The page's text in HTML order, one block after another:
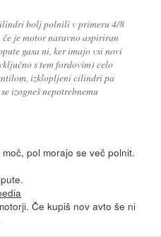
bolj polnili v primeru 4/8
je motor naravno aspiriran
gasa ni, ker imajo vsi novi
s tem fordovim) celo
izklopljeni cilindri pa
izogneš nepotrebnemu
pol morajo se več polnit.
Če kupiš nov avto še ni